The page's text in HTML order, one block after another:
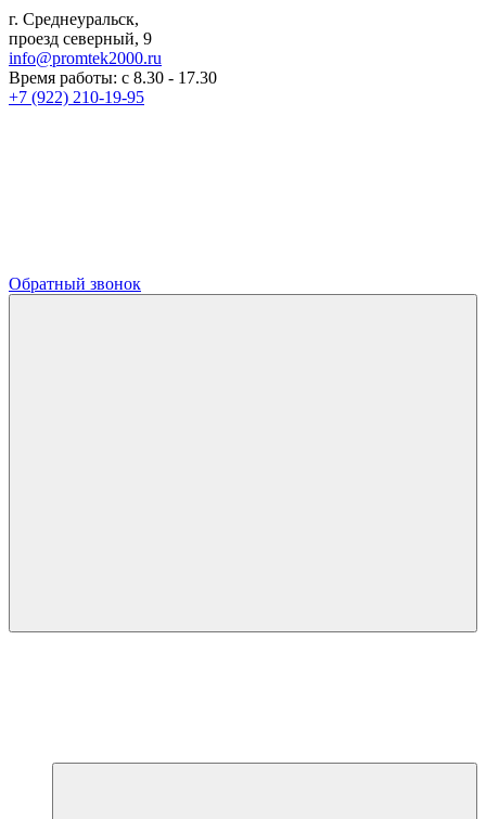
г. Среднеуральск,
проезд северный, 9
info@promtek2000.ru
Время работы: с 8.30 - 17.30
+7 (922) 210-19-95
Обратный звонок